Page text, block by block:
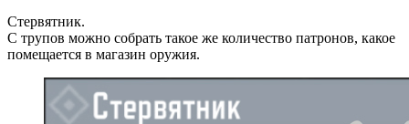
Стервятник.
С трупов можно собрать такое же количество патронов, какое
помещается в магазин оружия.